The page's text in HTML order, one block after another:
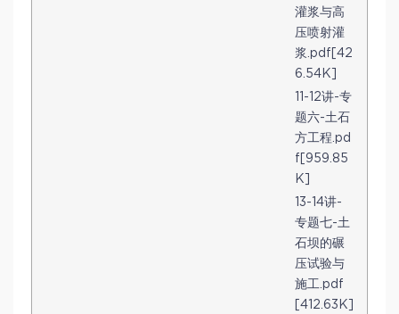
灌浆与高
压喷射灌
浆.pdf[42
6.54K]
11-12讲-专
题六-土石
方工程.pd
f[959.85
K]
13-14讲-
专题七-土
石坝的碾
压试验与
施工.pdf
[412.63K]